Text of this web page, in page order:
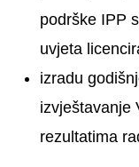
podrške IPP
uvjeta
izradu
izvještavanje
rezultatima